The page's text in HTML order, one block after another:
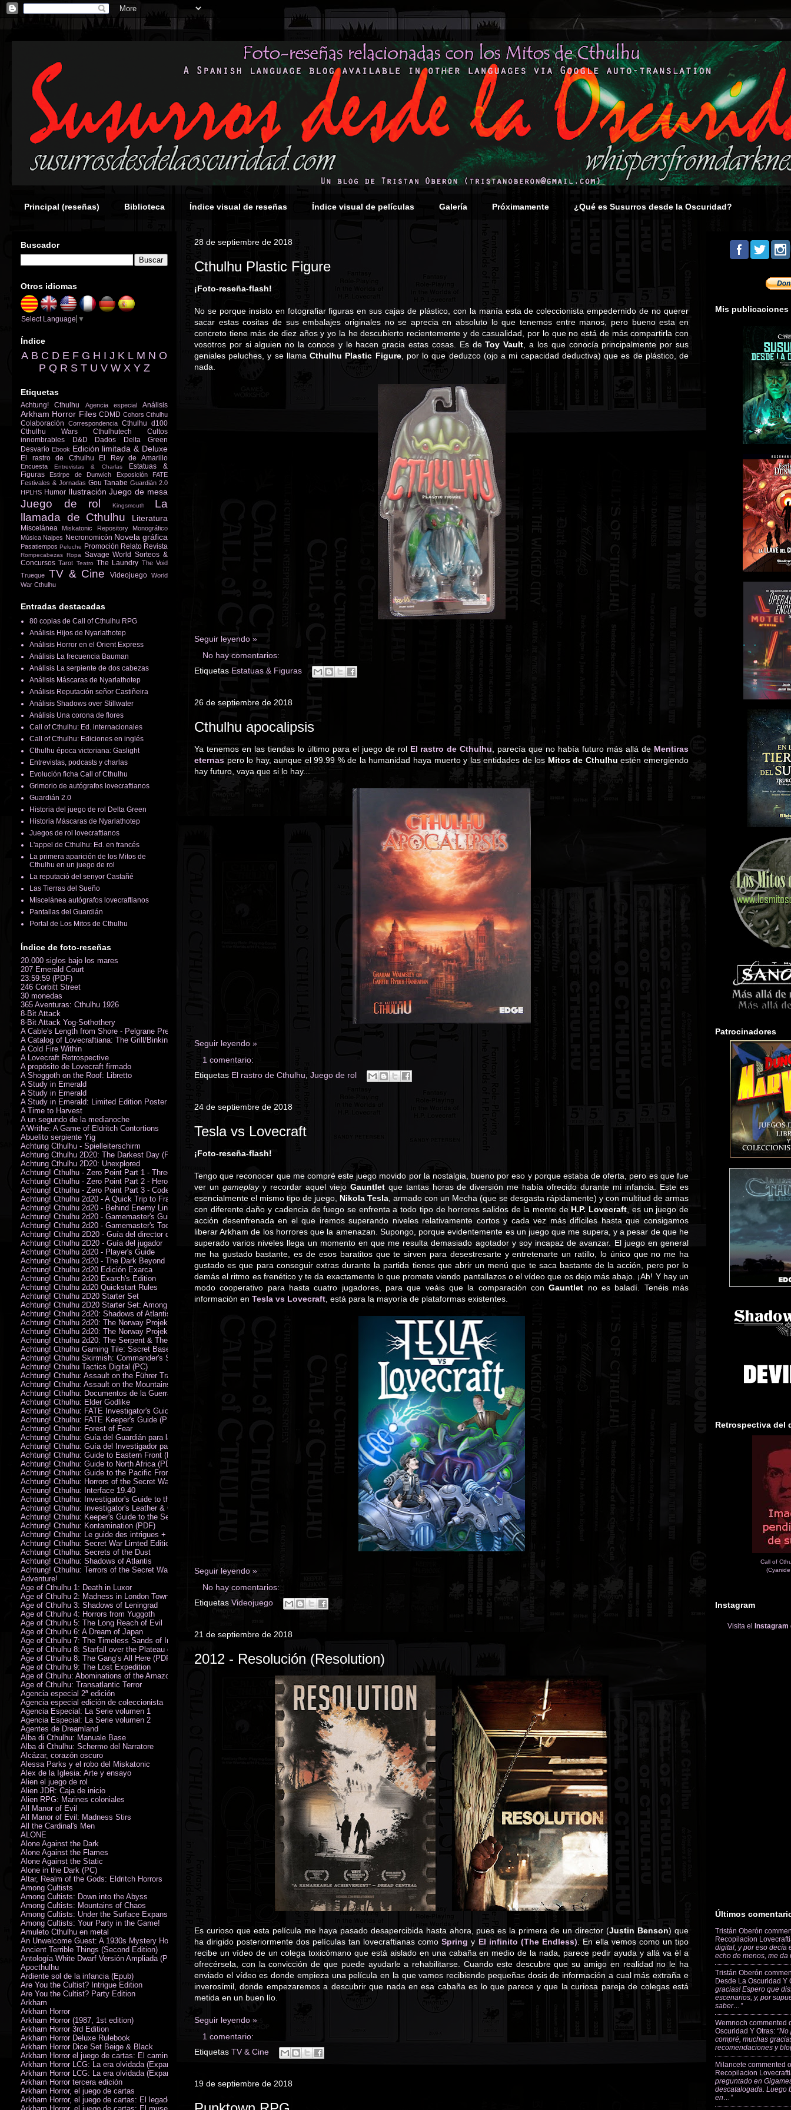
Principal (reseñas) Biblioteca Índice visual de reseñas Índice visual de películas Galería Próximamente ¿Qué es Susurros desde la Oscuridad?
28 de septiembre de 2018
Cthulhu Plastic Figure
¡Foto-reseña-flash!
No se porque insisto en fotografiar figuras en sus cajas de plástico, con la manía esta de coleccionista empedernido de no querer
sacar estas cositas de sus embalajes originales no se aprecia en absoluto lo que tenemos entre manos, pero bueno esta en
concreto tiene más de diez años y yo la he descubierto recientemente y de casualidad, por lo que no está de más compartirla con
vosotros por si alguien no la conoce y le hacen gracia estas cosas. Es deToy Vault , a los que conocía principalmente por sus
geniales peluches, y se llamaCthulhu Plastic Figure, por lo que deduzco (ojo a mi capacidad deductiva) que es de plástico, de
nada.
Seguir leyendo »
No hay comentarios:
Etiquetas Estatuas & Figuras
26 de septiembre de 2018
Cthulhu apocalipsis
Ya tenemos en las tiendas lo último para el juego de rol El rastro de Cthulhu , parecía que no había futuro más allá de Mentiras
eternas pero lo hay, aunque el 99.99 % de la humanidad haya muerto y las entidades de los Mitos de Cthulhu estén emergiendo
hay futuro, vaya que si lo hay...
Seguir leyendo »
1 comentario:
Etiquetas El rastro de Cthulhu, Juego de rol
24 de septiembre de 2018
Tesla vs Lovecraft
¡Foto-reseña-flash!
Tengo que reconocer que me compré este juego movido por la nostalgia, bueno por eso y porque estaba de oferta, pero es que fue
ver un gameplayy recordar aquel viejo Gauntletque tantas horas de diversión me había ofrecido durante mi infancia. Este es
esencialmente el mismo tipo de juego, Nikola Tesla , armado con un Mecha (que se desgasta rápidamente) y con multitud de armas
con diferente daño y cadencia de fuego se enfrenta a todo tipo de horrores salidos de la mente de H.P. Lovecraft , es un juego de
acción desenfrenada en el que iremos superando niveles relativamente cortos y cada vez más difíciles hasta que consigamos
liberar Arkham de los horrores que la amenazan. Supongo, porque evidentemente es un juego que me supera, y a pesar de que he
superado varios niveles llega un momento en que me resulta demasiado agotador y soy incapaz de avanzar. El juego en general
me ha gustado bastante, es de esos baratitos que te sirven para desestresarte y entretenarte un ratillo, lo único que no me ha
gustado es que para conseguir extras durante la partida tienes que abrir un menú que te saca bastante de la acción, pero por lo
demás el ritmo es frenético y te da exactamente lo que promete viendo pantallazos o el vídeo que os dejo más abajo. ¡Ah! Y hay un
modo cooperativo para hasta cuatro jugadores, para que veáis que la comparación conGauntlet no es baladí. Tenéis más
información en Tesla vs Lovecraft , está para la mayoría de plataformas existentes.
Seguir leyendo »
No hay comentarios:
Etiquetas Videojuego
21 de septiembre de 2018
2012 - Resolución (Resolution)
Es curioso que esta película me haya pasado desapercibida hasta ahora, pues es la primera de un director (Justin Benson) que
ha dirigido posteriormente dos películas tan lovecraftianas comoSpring y El infinito (The Endless) . En ella vemos como un tipo
recibe un vídeo de un colega toxicómano que está aislado en una cabaña en medio de la nada, parece pedir ayuda y allá va él a
ofrecérsela, con la convicción de que puede ayudarle a rehabilitarse. Cuando este descubre que su amigo en realidad no le ha
enviado el vídeo es donde empieza una película en la que vamos recibiendo pequeñas dosis de información a cual más extraña e
inverosímil, donde empezaremos a descubrir que nada en esa cabaña es lo que parece y que la curiosa pareja de colegas está
metida en un buen lío.
Seguir leyendo »
1 comentario:
Etiquetas TV & Cine
19 de septiembre de 2018
Buscador
Otros idiomas
Select Language ▼
Índice
A B C D E F G H I J K L M N O
P Q R S T U V W X Y Z
Etiquetas
Achtung! Cthulhu Agencia especial Análisis
Arkham Horror Files CDMD Cohors Cthulhu
Colaboración Correspondencia Cthulhu d100
Cthulhu Wars
Cthulhutech
Cultos
innombrables
D&D Dados
Delta Green
Desvarío Ebook Edición limitada & Deluxe
El rastro de Cthulhu El Rey de Amarillo
Encuesta Entrevistas & Charlas
Estatuas &
Figuras
Estirpe de Dunwich Exposición
FATE
Festivales & Jornadas Gou Tanabe Guardián 2.0
HPLHS Humor Ilustración Juego de mesa
Juego de rol Kingsmouth
La
llamada de Cthulhu
Literatura
Miscelánea Miskatonic Repository
Monográfico
Música Naipes Necronomicón Novela gráfica
Pasatiempos Peluche Promoción Relato Revista
Rompecabezas Ropa Savage World Sorteos &
Concursos Tarot Teatro The Laundry The Void
Trueque TV & Cine Videojuego World
War Cthulhu
Entradas destacadas
80 copias de Call of Cthulhu RPG
Análisis Hijos de Nyarlathotep
Análisis Horror en el Orient Express
Análisis La frecuencia Bauman
Análisis La serpiente de dos cabezas
Análisis Máscaras de Nyarlathotep
Análisis Reputación señor Castiñeira
Análisis Shadows over Stillwater
Análisis Una corona de flores
Call of Cthulhu: Ed. internacionales
Call of Cthulhu: Ediciones en inglés
Cthulhu época victoriana: Gaslight
Entrevistas, podcasts y charlas
Evolución ficha Call of Cthulhu
Grimorio de autógrafos lovecraftianos
Guardián 2.0
Historia del juego de rol Delta Green
Historia Máscaras de Nyarlathotep
Juegos de rol lovecraftianos
L'appel de Cthulhu: Ed. en francés
La primera aparición de los Mitos de
Cthulhu en un juego de rol
La reputació del senyor Castañé
Las Tierras del Sueño
Miscelánea autógrafos lovecraftianos
Pantallas del Guardián
Portal de Los Mitos de Cthulhu
Índice de foto-reseñas
20.000 siglos bajo los mares
207 Emerald Court
23:59:59 (PDF)
246 Corbitt Street
30 monedas
365 Aventuras: Cthulhu 1926
8-Bit Attack
8-Bit Attack Yog-Sothothery
A Cable's Length from Shore - Pelgrane Press' FreeRPG 2018 (PDF)
A Catalog of Lovecraftiana: The Grill/Binkin Collection
A Cold Fire Within
A Lovecraft Retrospective
A propósito de Lovecraft firmado
A Shoggoth on the Roof: Libretto
A Study in Emerald
A Study in Emerald
A Study in Emerald: Limited Edition Poster (Neil Gaiman)
A Time to Harvest
A un segundo de la medianoche
A'Writhe: A Game of Eldritch Contortions
Abuelito serpiente Yig
Achtung Cthulhu - Spielleiterschirm
Achtung Cthulhu 2D20: The Darkest Day (PDF)
Achtung Cthulhu 2D20: Unexplored
Achtung! Cthulhu - Zero Point Part 1 - Three Kings
Achtung! Cthulhu - Zero Point Part 2 - Heroes of the Sea
Achtung! Cthulhu - Zero Point Part 3 - Code of Honour (PDF)
Achtung! Cthulhu 2d20 - A Quick Trip to France (PDF)
Achtung! Cthulhu 2d20 - Behind Enemy Lines
Achtung! Cthulhu 2d20 - Gamemaster's Guide
Achtung! Cthulhu 2d20 - Gamemaster's Toolkit
Achtung! Cthulhu 2D20 - Guía del director de juego
Achtung! Cthulhu 2D20 - Guía del jugador
Achtung! Cthulhu 2d20 - Player's Guide
Achtung! Cthulhu 2d20 - The Dark Beyond
Achtung! Cthulhu 2d20 Edición Exarca
Achtung! Cthulhu 2d20 Exarch's Edition
Achtung! Cthulhu 2d20 Quickstart Rules
Achtung! Cthulhu 2D20 Starter Set
Achtung! Cthulhu 2D20 Starter Set: Among the Wolves (PDF)
Achtung! Cthulhu 2d20: Shadows of Atlantis
Achtung! Cthulhu 2d20: The Norway Projekt
Achtung! Cthulhu 2d20: The Norway Projekt (PDF)
Achtung! Cthulhu 2d20: The Serpent & The Sands
Achtung! Cthulhu Gaming Tile: Sscret Base & Icy Ruins
Achtung! Cthulhu Skirmish: Commander's Set
Achtung! Cthulhu Tactics Digital (PC)
Achtung! Cthulhu: Assault on the Führer Train
Achtung! Cthulhu: Assault on the Mountains of Madness
Achtung! Cthulhu: Documentos de la Guerra Secreta
Achtung! Cthulhu: Elder Godlike
Achtung! Cthulhu: FATE Investigator's Guide (PDF)
Achtung! Cthulhu: FATE Keeper's Guide (PDF)
Achtung! Cthulhu: Forest of Fear
Achtung! Cthulhu: Guía del Guardián para la Guerra Secreta
Achtung! Cthulhu: Guía del Investigador para la Guerra Secreta
Achtung! Cthulhu: Guide to Eastern Front (PDF)
Achtung! Cthulhu: Guide to North Africa (PDF)
Achtung! Cthulhu: Guide to the Pacific Front
Achtung! Cthulhu: Horrors of the Secret War
Achtung! Cthulhu: Interface 19.40
Achtung! Cthulhu: Investigator's Guide to the Secret War
Achtung! Cthulhu: Investigator's Leather & Canvas Bag
Achtung! Cthulhu: Keeper's Guide to the Secret War
Achtung! Cthulhu: Kontamination (PDF)
Achtung! Cthulhu: Le guide des intrigues + ecran
Achtung! Cthulhu: Secret War Limted Edition Book
Achtung! Cthulhu: Secrets of the Dust
Achtung! Cthulhu: Shadows of Atlantis
Achtung! Cthulhu: Terrors of the Secret War
Adventure!
Age of Cthulhu 1: Death in Luxor
Age of Cthulhu 2: Madness in London Town
Age of Cthulhu 3: Shadows of Leningrad
Age of Cthulhu 4: Horrors from Yuggoth
Age of Cthulhu 5: The Long Reach of Evil
Age of Cthulhu 6: A Dream of Japan
Age of Cthulhu 7: The Timeless Sands of India
Age of Cthulhu 8: Starfall over the Plateau of Leng
Age of Cthulhu 8: The Gang’s All Here (PDF)
Age of Cthulhu 9: The Lost Expedition
Age of Cthulhu: Abominations of the Amazon
Age of Cthulhu: Transatlantic Terror
Agencia especial 2ª edición
Agencia especial edición de coleccionista
Agencia Especial: La Serie volumen 1
Agencia Especial: La Serie volumen 2
Agentes de Dreamland
Alba di Cthulhu: Manuale Base
Alba di Cthulhu: Schermo del Narratore
Alcázar, corazón oscuro
Alessa Parks y el robo del Miskatonic
Álex de la Iglesia: Arte y ensayo
Alien el juego de rol
Alien JDR: Caja de inicio
Alien RPG: Marines coloniales
All Manor of Evil
All Manor of Evil: Madness Stirs
All the Cardinal's Men
ALONE
Alone Against the Dark
Alone Against the Flames
Alone Against the Static
Alone in the Dark (PC)
Altar, Realm of the Gods: Eldritch Horrors
Among Cultists
Among Cultists: Down into the Abyss
Among Cultists: Mountains of Chaos
Among Cultists: Under the Surface Expansion
Among Cultists: Your Party in the Game!
Amuleto Cthulhu en metal
An Unwelcome Guest: A 1930s Mystery Horror Adventure RPG
Ancient Terrible Things (Second Edition)
Antología White Dwarf Versión Ampliada (PDF)
Apocthulhu
Ardiente sol de la infancia (Epub)
Are You the Cultist? Intrigue Edition
Are You the Cultist? Party Edition
Arkham
Arkham Horror
Arkham Horror (1987, 1st edition)
Arkham Horror 3rd Edition
Arkham Horror Deluxe Rulebook
Arkham Horror Dice Set Beige & Black
Arkham Horror el juego de cartas: El camino a Carcosa - Exp. campaña
Arkham Horror LCG: La era olvidada (Expansión de campaña)
Arkham Horror LCG: La era olvidada (Expansión de investigadores)
Arkham Horror tercera edición
Arkham Horror, el juego de cartas
Arkham Horror, el juego de cartas: El legado de Dunwich expansión
Mis publicaciones
Patrocinadores
Retrospectiva del
Call of
Instagram
Visita el Instagram
Últimos
Tristán Oberón
Recopilacion
digital, y por eso decía
echo de menos, me
Tristán Oberón
Desde La Oscuridad Y
gracias! Espero que
escenarios, y, por
saber…”
Wemnoch commented
Oscuridad Y Otras:
compré, muchas
recomendaciones y
Milancete commented
Recopilacion
preguntado en
descatalogada. Luego
en…”